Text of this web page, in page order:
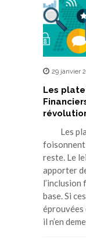
29 janvier
Les
Les
foisonnent
reste. Le
apporter
l’inclusion
base. Si
éprouvées
il n’en